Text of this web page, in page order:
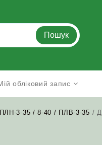
Пошук
обліковий запис
ПЛН-3-35 / 8-40 / ПЛВ-3-35 /